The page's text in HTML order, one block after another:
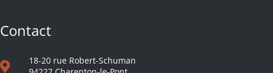
Contact
18-20 rue Robert-Schuman